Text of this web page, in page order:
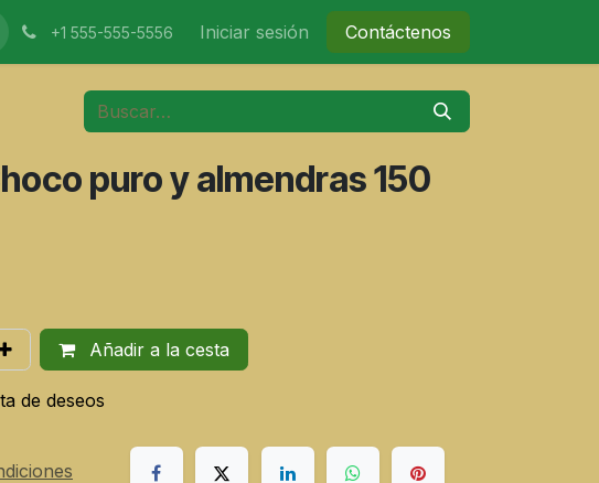
Inicio Tienda Eventos Contáctenos
+1 555-555-5556 Iniciar sesión Contáctenos
puro y almendras 150
Añadir a la cesta
de deseos